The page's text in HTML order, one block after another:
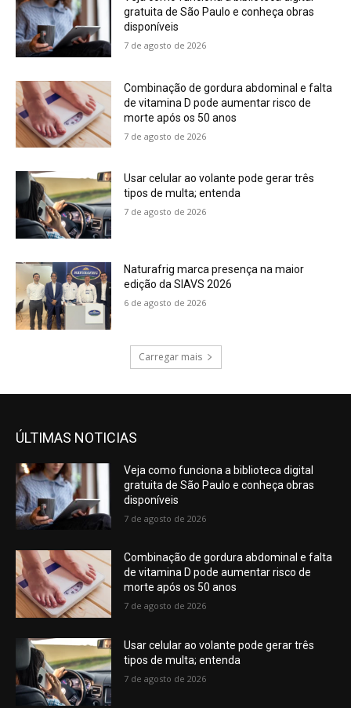
gratuita de São Paulo e conheça obras
disponíveis
7 de agosto de 2026
Combinação de gordura abdominal e falta
de vitamina D pode aumentar risco de
morte após os 50 anos
7 de agosto de 2026
Usar celular ao volante pode gerar três
tipos de multa; entenda
7 de agosto de 2026
Naturafrig marca presença na maior
edição da SIAVS 2026
6 de agosto de 2026
Carregar mais
ÚLTIMAS NOTICIAS
Veja como funciona a biblioteca digital
gratuita de São Paulo e conheça obras
disponíveis
7 de agosto de 2026
Combinação de gordura abdominal e falta
de vitamina D pode aumentar risco de
morte após os 50 anos
7 de agosto de 2026
Usar celular ao volante pode gerar três
tipos de multa; entenda
7 de agosto de 2026